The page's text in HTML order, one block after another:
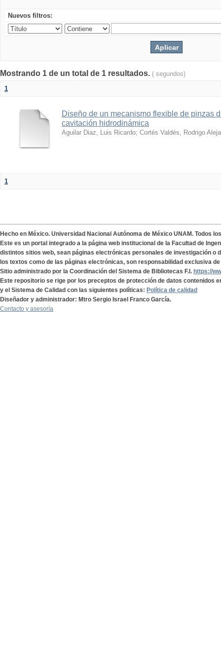
Nuevos filtros:
Mostrando 1 de un total de 1 resultados. ( segundos)
1
Diseño de un mecanismo flexible de pinzas
cavitación hidrodinámica
Aguilar Diaz, Luis Ricardo; Cortés Valdés, Rodrigo
1
Hecho en México. Universidad Nacional Autónoma de México UNAM. Todos
Este es un portal integrado a la página web institucional de la Facultad de
distintos sitios web, sean páginas electrónicas personales de investigación o
los textos como de las páginas electrónicas, son responsabilidad exclusiva
Sitio administrado por la Coordinación del Sistema de Bibliotecas F.I. https://
Este repositorio se rige por los preceptos de protección de datos contenidos
y el Sistema de Calidad con las siguientes políticas: Política de calidad
Diseñador y administrador: Mtro Sergio Israel Franco García.
Contacto y asesoría